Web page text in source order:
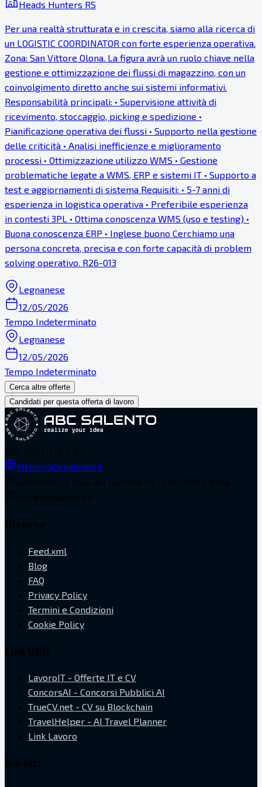
Heads Hunters RS
Per una realtà strutturata e in crescita, siamo alla ricerca di
un LOGISTIC COORDINATOR con forte esperienza operativa.
Zona: San Vittore Olona. La figura avrà un ruolo chiave nella
gestione e ottimizzazione dei flussi di magazzino, con un
coinvolgimento diretto anche sui sistemi informativi.
Responsabilità principali: • Supervisione attività di
ricevimento, stoccaggio, picking e spedizione •
Pianificazione operativa dei flussi • Supporto nella gestione
delle criticità • Analisi inefficienze e miglioramento
processi • Ottimizzazione utilizzo WMS • Gestione
problematiche legate a WMS, ERP e sistemi IT • Supporto a
test e aggiornamenti di sistema Requisiti: • 5-7 anni di
esperienza in logistica operativa • Preferibile esperienza
in contesti 3PL • Ottima conoscenza WMS (uso e testing) •
Buona conoscenza ERP • Inglese buono Cerchiamo una
persona concreta, precisa e con forte capacità di problem
solving operativo. R26-013
Legnanese
12/05/2026
Tempo Indeterminato
Legnanese
12/05/2026
Tempo Indeterminato
Cerca altre offerte
Candidati per questa offerta di lavoro
https://abcsalento.it
Feed.xml
Blog
FAQ
Privacy Policy
Termini e Condizioni
Cookie Policy
LavoroIT - Offerte IT e CV
ConcorsAI - Concorsi Pubblici AI
TrueCV.net - CV su Blockchain
TravelHelper - AI Travel Planner
Link Lavoro